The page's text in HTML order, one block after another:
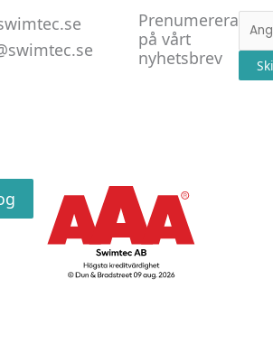
Prenumerera
på vårt
nyhetsbrev
E-
post